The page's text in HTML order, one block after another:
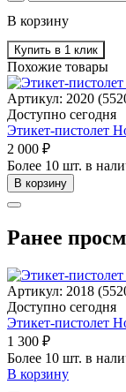
В корзину
Купить в 1 клик
Похожие товары
Артикул: 2020
Доступно сегодня
Этикет-пистолет
2 000 ₽
Более 10 шт. в
В корзину
Ранее
Артикул: 2018
Доступно сегодня
Этикет-пистолет
1 300 ₽
Более 10 шт. в
В корзину